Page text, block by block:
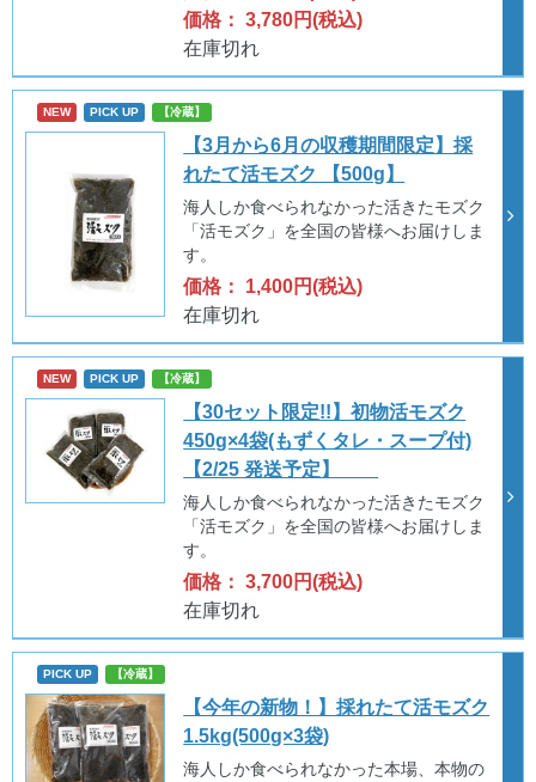
価格： 3,780円(税込)
在庫切れ
NEW PICK UP 【冷蔵】
【3月から6月の収穫期間限定】採
れたて活モズク 【500g】
海人しか食べられなかった活きたモズク
「活モズク」を全国の皆様へお届けしま
す。
価格： 1,400円(税込)
在庫切れ
NEW PICK UP 【冷蔵】
【30セット限定!!】初物活モズク
450g×4袋(もずくタレ・スープ付)
【2/25 発送予定】
海人しか食べられなかった活きたモズク
「活モズク」を全国の皆様へお届けしま
す。
価格： 3,700円(税込)
在庫切れ
PICK UP 【冷蔵】
【今年の新物！】採れたて活モズク
1.5kg(500g×3袋)
海人しか食べられなかった本場、本物の